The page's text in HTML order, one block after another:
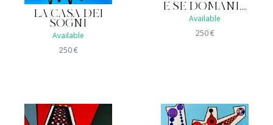
LA CASA DEI
SOGNI
Available
250€
E SE DOMANI....
Available
250€